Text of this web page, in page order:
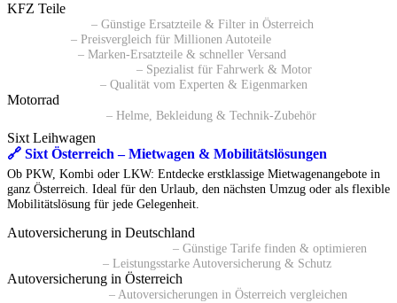
KFZ Teile
– Günstige Ersatzteile & Filter in Österreich
– Preisvergleich für Millionen Autoteile
– Marken-Ersatzteile & schneller Versand
– Spezialist für Fahrwerk & Motor
– Qualität vom Experten & Eigenmarken
Motorrad
– Helme, Bekleidung & Technik-Zubehör
Sixt Leihwagen
🔗 Sixt Österreich – Mietwagen & Mobilitätslösungen
Ob PKW, Kombi oder LKW: Entdecke erstklassige Mietwagenangebote in
ganz Österreich. Ideal für den Urlaub, den nächsten Umzug oder als flexible
Mobilitätslösung für jede Gelegenheit.
Autoversicherung in Deutschland
– Günstige Tarife finden & optimieren
– Leistungsstarke Autoversicherung & Schutz
Autoversicherung in Österreich
– Autoversicherungen in Österreich vergleichen